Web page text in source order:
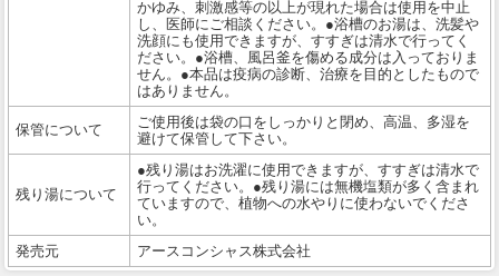
かゆみ、刺激感等の以上が現れた場合は使用を中止
し、医師にご相談ください。●浴槽のお湯は、洗髪や
洗顔にも使用できますが、すすぎは清水で行ってく
ださい。●浴槽、風呂釜を傷める成分は入っておりま
せん。●本品は疫病の診断、治療を目的としたもので
はありません。
保管について
ご使用後は袋の口をしっかりと閉め、高温、多湿を
避けて保管して下さい。
残り湯について
●残り湯はお洗濯に使用できますが、すすぎは清水で
行ってください。●残り湯には無機塩類が多く含まれ
ていますので、植物への水やりに使わないでくださ
い。
発売元
アースコンシャス株式会社